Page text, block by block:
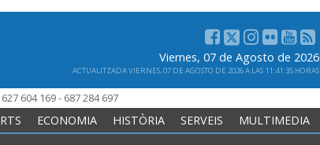
Viernes, 07 de Agosto de 2026
ACTUALITZADA VIERNES, 07 DE AGOSTO DE 2026 A LAS 11:41:35 HORAS
604 169 - 687 284 697
ECONOMIA HISTÒRIA SERVEIS MULTIMEDIA